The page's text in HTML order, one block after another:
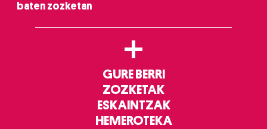
baten zozketan
+
GURE BERRI
ZOZKETAK
ESKAINTZAK
HEMEROTEKA